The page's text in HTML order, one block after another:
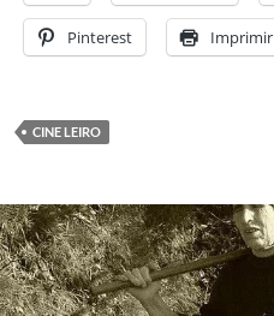
Pinterest Imprimir
CINE LEIRO